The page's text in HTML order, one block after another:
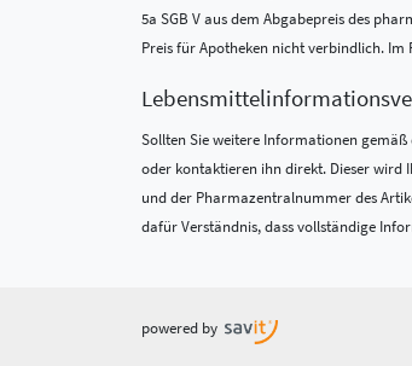
5a SGB V aus dem Abgabepreis des
Preis für Apotheken nicht verbindlich. Im
Sollten Sie weitere Informationen gemäß
oder kontaktieren ihn direkt. Dieser wird
und der Pharmazentralnummer des
dafür Verständnis, dass vollständige
powered by